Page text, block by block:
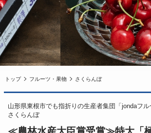
トップ フルーツ・果物 さくらんぼ
山形県東根市でも指折りの生産者集団「jondaフ
さくらんぼ